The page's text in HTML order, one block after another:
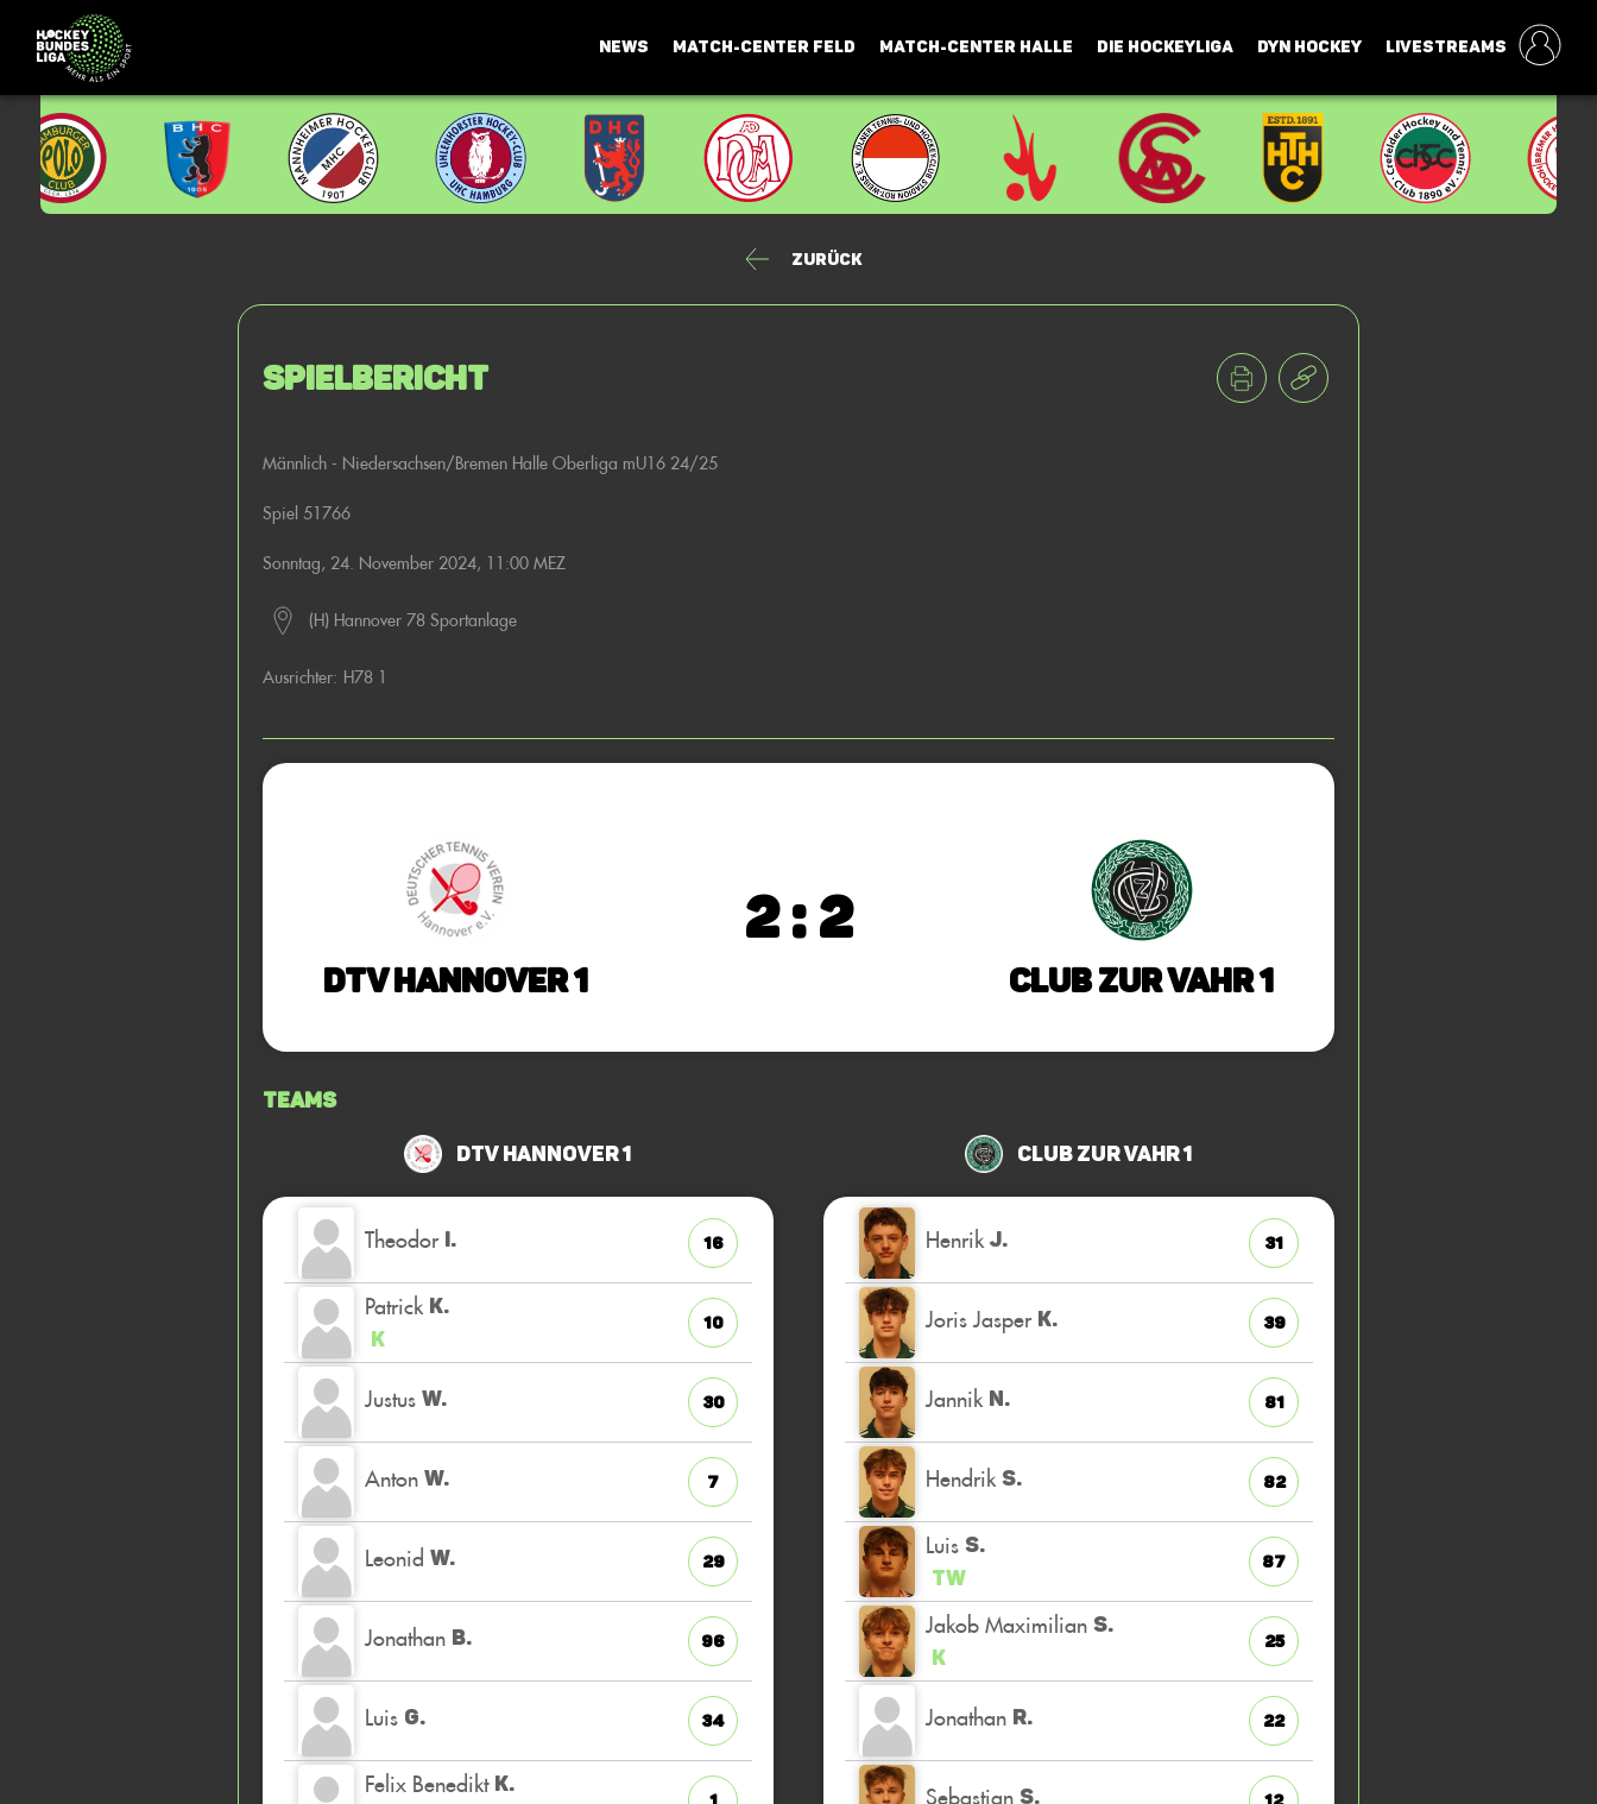
NEWS MATCH-CENTER FELD MATCH-CENTER HALLE DIE HOCKEYLIGA DYN HOCKEY LIVESTREAMS
Zurück
Spielbericht
Männlich - Niedersachsen/Bremen Halle Oberliga mU16 24/25
Spiel 51766
Sonntag, 24. November 2024, 11:00 MEZ
(H) Hannover 78 Sportanlage
Ausrichter: H78 1
DTV Hannover 1
2 : 2
Club zur Vahr 1
Teams
DTV Hannover 1
Theodor I. 16
Patrick K.
K
10
Justus W. 30
Anton W. 7
Leonid W. 29
Jonathan B. 96
Luis G. 34
Felix Benedikt K.
Club zur Vahr 1
Henrik J. 31
Joris Jasper K. 39
Jannik N. 81
Hendrik S. 82
Luis S.
TW
87
Jakob Maximilian S.
K
25
Jonathan R. 22
Sebastian S.